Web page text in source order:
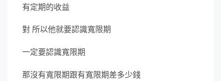
有定期的收益
對 所以他就要認識寬限期
一定要認識寬限期
那沒有寬限期跟有寬限期差多少錢